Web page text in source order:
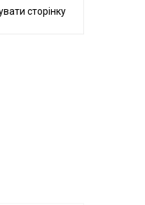
сторінку